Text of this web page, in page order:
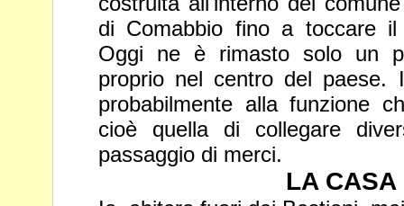
di Comabbio fino a toccare
Oggi ne è rimasto solo un
proprio nel centro del
probabilmente alla funzione
cioè quella di collegare
passaggio di merci.
LA CASA